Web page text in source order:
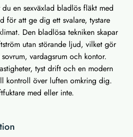
en sexväxlad bladlös fläkt med
för att ge dig ett svalare, tystare
Den bladlösa tekniken skapar
utan störande ljud, vilket gör
vardagsrum och kontor.
tyst drift och en modern
kontroll över luften omkring dig.
med eller inte.